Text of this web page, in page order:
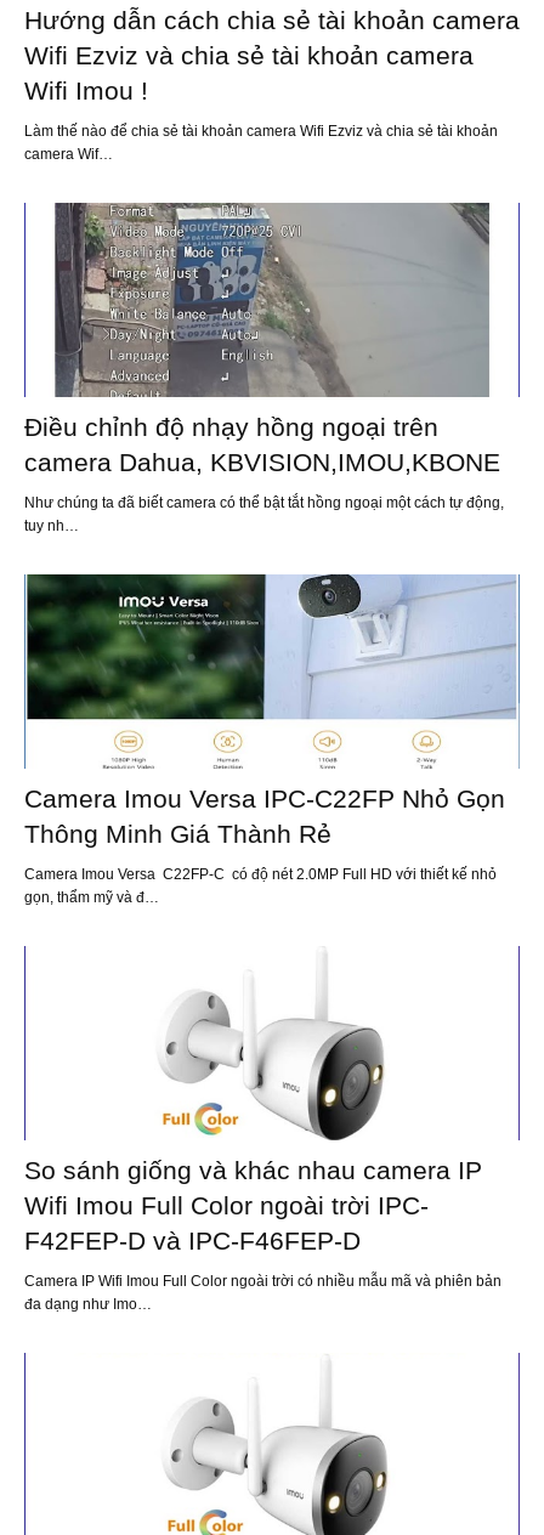
Hướng dẫn cách chia sẻ tài khoản camera
Wifi Ezviz và chia sẻ tài khoản camera
Wifi Imou !
Làm thế nào để chia sẻ tài khoản camera Wifi Ezviz và chia sẻ tài khoản
camera Wif…
Điều chỉnh độ nhạy hồng ngoại trên
camera Dahua, KBVISION,IMOU,KBONE
Như chúng ta đã biết camera có thể bật tắt hồng ngoại một cách tự động,
tuy nh…
Camera Imou Versa IPC-C22FP Nhỏ Gọn
Thông Minh Giá Thành Rẻ
Camera Imou Versa C22FP-C có độ nét 2.0MP Full HD với thiết kế nhỏ
gọn, thẩm mỹ và đ…
So sánh giống và khác nhau camera IP
Wifi Imou Full Color ngoài trời IPC-
F42FEP-D và IPC-F46FEP-D
Camera IP Wifi Imou Full Color ngoài trời có nhiều mẫu mã và phiên bản
đa dạng như Imo…